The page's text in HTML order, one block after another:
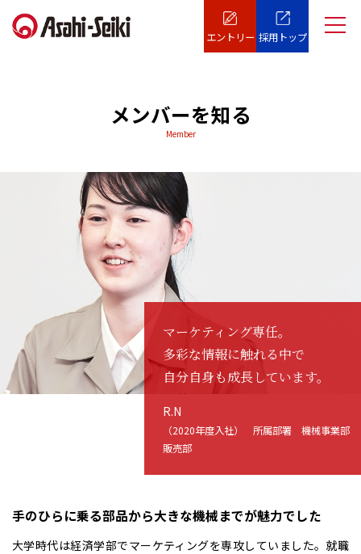
エントリー 採用トップ
メンバーを知る
Member
マーケティング専任。
多彩な情報に触れる中で
自分自身も成長しています。
R.N
（2020年度入社） 所属部署 機械事業部
販売部
手のひらに乗る部品から大きな機械までが魅力でした
大学時代は経済学部でマーケティングを専攻していました。就職